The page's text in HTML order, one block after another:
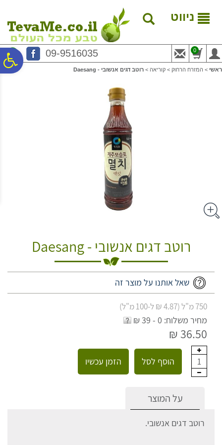
נגישות
המרכזי
ניווט
09-9516035 0
ראשי > המזרח הרחוק > קוריאה > רוטב דגים אנשובי - Daesang
רוטב דגים אנשובי - Daesang
שאל אותנו על מוצר זה
750 מ"ל (4.87 ₪ ל-100 מ"ל)
מחיר משלוח: 0 - 39 ₪
36.50 ₪
1 הוסף לסל הזמן עכשיו
על המוצר
רוטב דגים אנשובי.